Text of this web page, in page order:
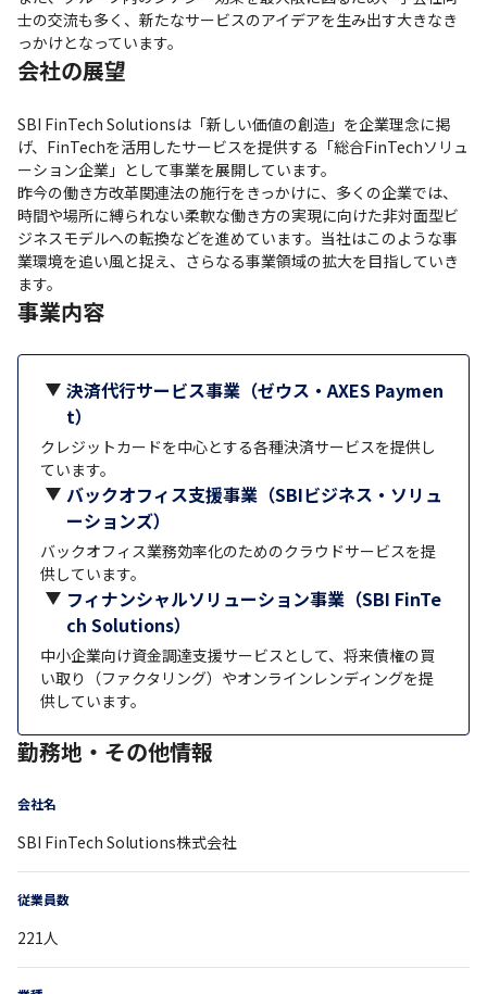
士の交流も多く、新たなサービスのアイデアを生み出す大きなき
っかけとなっています。
会社の展望
SBI FinTech Solutionsは「新しい価値の創造」を企業理念に掲
げ、FinTechを活用したサービスを提供する「総合FinTechソリュ
ーション企業」として事業を展開しています。
昨今の働き方改革関連法の施行をきっかけに、多くの企業では、
時間や場所に縛られない柔軟な働き方の実現に向けた非対面型ビ
ジネスモデルへの転換などを進めています。当社はこのような事
業環境を追い風と捉え、さらなる事業領域の拡大を目指していき
ます。
事業内容
決済代行サービス事業（ゼウス・AXES Paymen
t）
クレジットカードを中心とする各種決済サービスを提供し
ています。
バックオフィス支援事業（SBIビジネス・ソリュ
ーションズ）
バックオフィス業務効率化のためのクラウドサービスを提
供しています。
フィナンシャルソリューション事業（SBI FinTe
ch Solutions）
中小企業向け資金調達支援サービスとして、将来債権の買
い取り（ファクタリング）やオンラインレンディングを提
供しています。
勤務地・その他情報
会社名
SBI FinTech Solutions株式会社
従業員数
221 人